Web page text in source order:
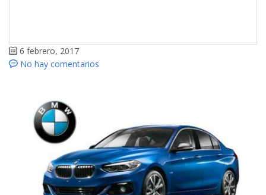
6 febrero, 2017
No hay comentarios